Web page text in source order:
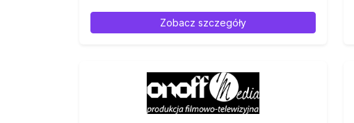
Zobacz szczegóły